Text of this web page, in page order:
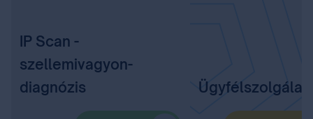
IP Scan -
szellemivagyon-
diagnózis
Ügyfélszolgálat